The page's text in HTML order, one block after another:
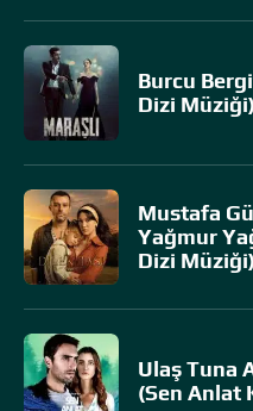
Burcu
Dizi Müziği)
Mustafa
Yağmur
Dizi Müziği)
Ulaş Tuna
(Sen Anlat